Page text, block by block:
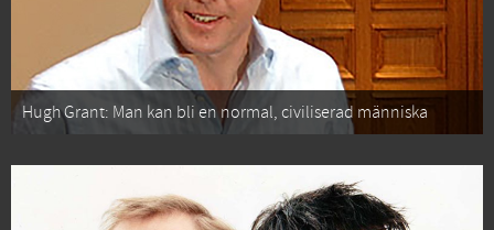
Hugh Grant: Man kan bli en normal, civiliserad människa